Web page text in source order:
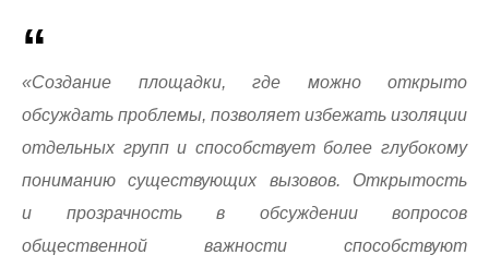
«Создание площадки, где можно открыто
обсуждать проблемы, позволяет избежать изоляции
отдельных групп и способствует более глубокому
пониманию существующих вызовов. Открытость
и прозрачность в обсуждении вопросов
общественной важности способствуют